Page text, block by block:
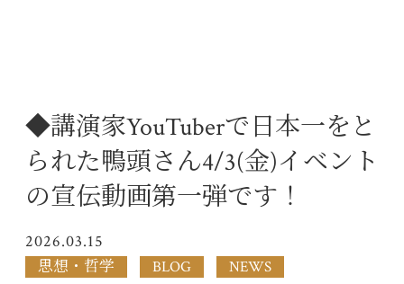
◆講演家YouTuberで日本一をと
られた鴨頭さん4/3(金)イベント
の宣伝動画第一弾です！
2026.03.15
思想・哲学 BLOG
NEWS